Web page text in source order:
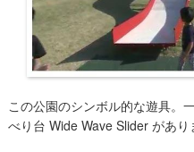
この公園のシンボル的な遊具。
べり台 Wide Wave Slider があり